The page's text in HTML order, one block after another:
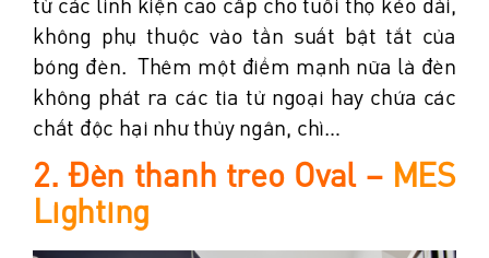
từ các linh kiện cao cấp cho tuổi thọ kéo dài,
không phụ thuộc vào tần suất bật tắt của
bóng đèn. Thêm một điểm mạnh nữa là đèn
không phát ra các tia tử ngoại hay chứa các
chất độc hại như thủy ngân, chì…
2. Đèn thanh treo Oval – MES
Lighting